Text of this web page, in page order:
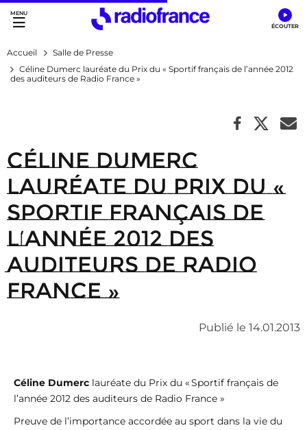
Accès direct :
Menu principal
Contenu
Accueil
Salle de Presse
Céline Dumerc lauréate du Prix du « Sportif français de l’année 2012
des auditeurs de Radio France »
Céline Dumerc
lauréate du Prix du «
Sportif français de
l’année 2012 des
auditeurs de Radio
France »
Publié le 14.01.2013
Céline Dumerc lauréate du Prix du « Sportif français de
l’année 2012 des auditeurs de Radio France »
Preuve de l’importance accordée au sport dans la vie du